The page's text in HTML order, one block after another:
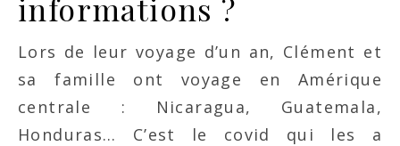
informations ?
Lors de leur voyage d’un an, Clément et
sa famille ont voyage en Amérique
centrale : Nicaragua, Guatemala,
Honduras… C’est le covid qui les a